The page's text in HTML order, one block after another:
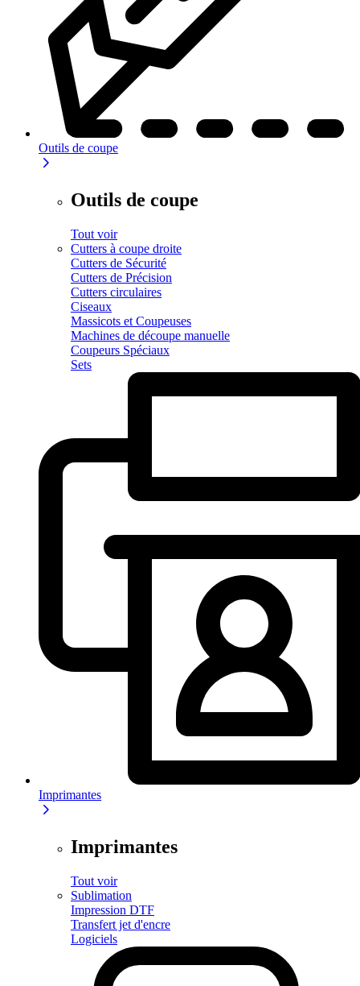
Outils de coupe
Outils de coupe
Tout voir
Cutters à coupe droite
Cutters de Sécurité
Cutters de Précision
Cutters circulaires
Ciseaux
Massicots et Coupeuses
Machines de découpe manuelle
Coupeurs Spéciaux
Sets
Imprimantes
Imprimantes
Tout voir
Sublimation
Impression DTF
Transfert jet d'encre
Logiciels